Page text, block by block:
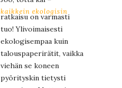
kaikkein ekologisin
ratkaisu on varmasti
tuo! Ylivoimaisesti
ekologisempaa kuin
talouspaperirätit, vaikka
viehän se koneen
pyörityskin tietysti